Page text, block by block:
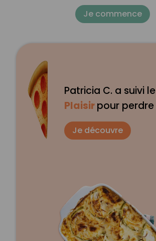
Je commence
Patricia C. a suivi le
Plaisirpour perdre
Je découvre